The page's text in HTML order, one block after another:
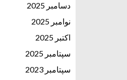
دسامبر 2025
نوامبر 2025
اکتبر 2025
سپتامبر 2025
سپتامبر 2023